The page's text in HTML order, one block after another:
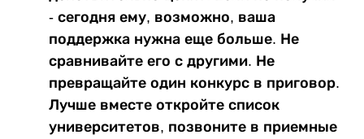
- сегодня ему, возможно, ваша
поддержка нужна еще больше. Не
сравнивайте его с другими. Не
превращайте один конкурс в приговор.
Лучше вместе откройте список
университетов, позвоните в приемные